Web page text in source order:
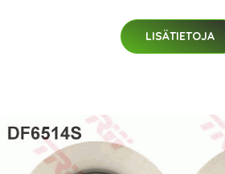
LISÄTIETOJA